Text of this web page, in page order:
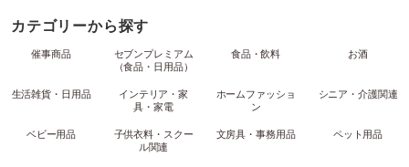
カテゴリーから探す
催事商品
セブンプレミアム
（食品・日用品）
食品・飲料 お酒
生活雑貨・日用品
インテリア・家
具・家電
ホームファッショ
ン
シニア・介護関連
ベビー用品
子供衣料・スクー
ル関連
文房具・事務用品 ペット用品